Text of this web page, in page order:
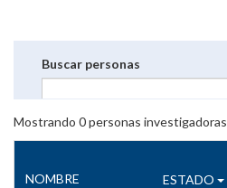
Buscar personas
Mostrando 0personas investigadoras
NOMBRE ESTADO